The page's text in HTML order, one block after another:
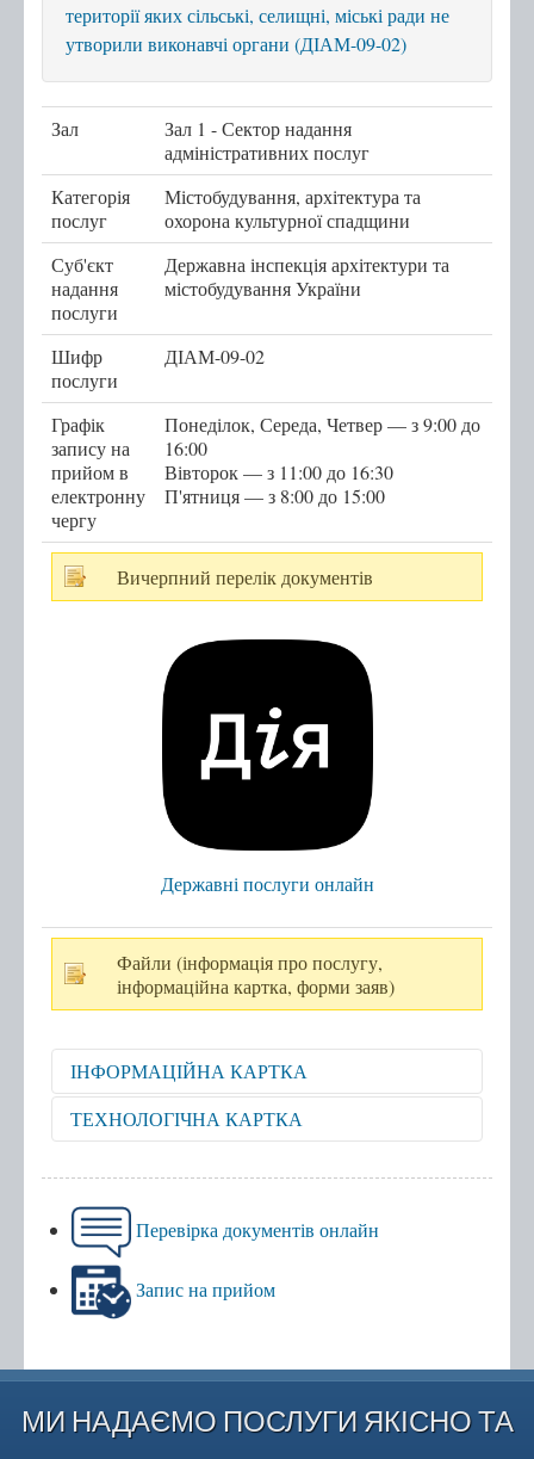
Тернопільська міська рада
Міністерство у справах ветеранів України
Послуги за категоріями
Послуги за суб'єктами надання
Перелік всіх послуг
Державні послуги онлайн
Запис на прийом
Черга
Мобільний адміністратор
Перелік категорій суб'єктів звернень
Перелік послуг
Контакти
Центр надання адміністративних послуг
Центр рекрутингу української армії
території яких сільські, селищні, міські ради не
утворили виконавчі органи (ДІАМ-09-02)
Зал
Зал 1 - Сектор надання
адміністративних послуг
Категорія
послуг
Містобудування, архітектура та
охорона культурної спадщини
Суб'єкт
надання
послуги
Державна інспекція архітектури та
містобудування України
Шифр
послуги
ДІАМ-09-02
Графік
запису на
прийом в
електронну
чергу
Понеділок, Середа, Четвер — з 9:00 до
16:00
Вівторок — з 11:00 до 16:30
П'ятниця — з 8:00 до 15:00
Вичерпний перелік документів
Державні послуги онлайн
Файли (інформація про послугу,
інформаційна картка, форми заяв)
ІНФОРМАЦІЙНА КАРТКА
Відкрити для перегляду
ТЕХНОЛОГІЧНА КАРТКА
Перевірка документів онлайн
Запис на прийом
МИ НАДАЄМО ПОСЛУГИ ЯКІСНО ТА